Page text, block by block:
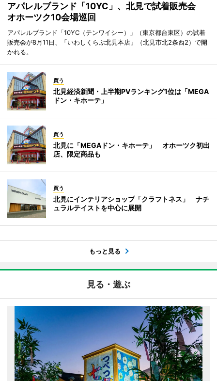
アパレルブランド「10YC」、北見で試着販売会
オホーツク10会場巡回
アパレルブランド「10YC（テンワイシー）」（東京都台東区）の試着
販売会が8月11日、「いわしくらぶ北見本店」（北見市北2条西2）で開
かれる。
買う
北見経済新聞・上半期PVランキング1位は「MEGA
ドン・キホーテ」
買う
北見に「MEGAドン・キホーテ」 オホーツク初出
店、限定商品も
買う
北見にインテリアショップ「クラフトネス」 ナチ
ュラルテイストを中心に展開
もっと見る
見る・遊ぶ